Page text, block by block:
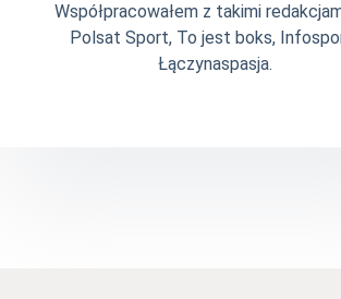
Współpracowałem z takimi
Polsat Sport, To jest boks,
Łączynaspasja.